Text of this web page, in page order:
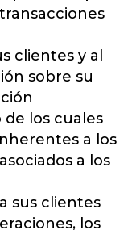
clientes y al
sobre su
los cuales
a los
a los
sus clientes
los